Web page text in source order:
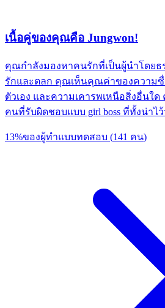
เนื้อคู่ของคุณคือ Jungwon!
คุณกำลังมองหาคนรักที่เป็นผู้นำโดย
รักและตลก คุณเห็นคุณค่าของความซื่
ตัวเอง และความเคารพเหนือสิ่งอื่น
คนที่รับผิดชอบแบบ girl boss ที่ทั้งน่า
13%ของผู้ทำแบบทดสอบ (141 คน)